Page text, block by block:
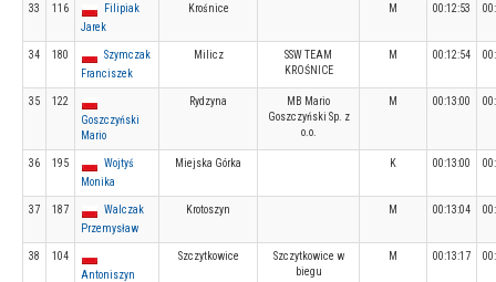
33 116
Filipiak
Jarek
Krośnice M 00:12:53
34 180
Szymczak
Franciszek
Milicz
SSW TEAM
KROŚNICE
M 00:12:54
35
122
Goszczyński
Mario
Rydzyna
MB Mario
Goszczyński Sp. z
o.o.
M 00:13:00
36 195
Wojtyś
Monika
Miejska Górka K 00:13:00
37 187
Walczak
Przemysław
Krotoszyn M 00:13:04
38
104
Antoniszyn
Szczytkowice
Szczytkowice w
biegu
M 00:13:17